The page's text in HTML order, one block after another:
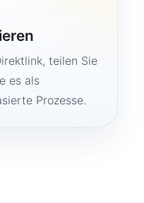
teilen Sie
es als
Prozesse.